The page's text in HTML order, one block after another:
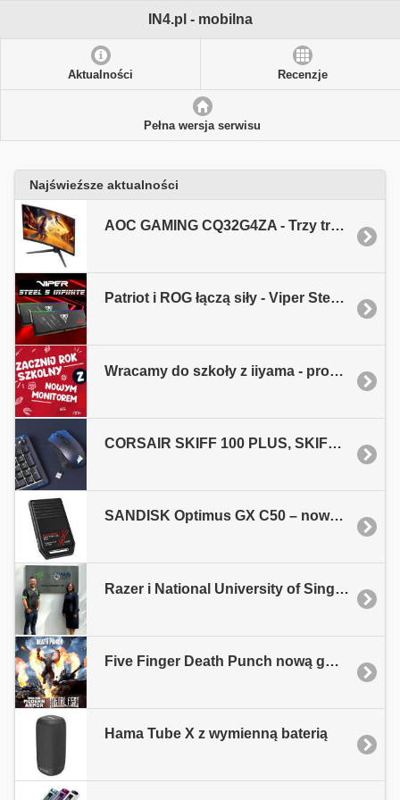
IN4.pl - mobilna
Aktualności Recenzje
Pełna wersja serwisu
Najświeźsze aktualności
AOC GAMING CQ32G4ZA - Trzy tryby odświeżania w jednym monitorze
Patriot i ROG łączą siły - Viper Steel 5 Infinite RGB DDR5 ROG
Wracamy do szkoły z iiyama - promocja Back to School
CORSAIR SKIFF 100 PLUS, SKIFF 100 i HARPOON v2 WIRELESS
SANDISK Optimus GX C50 – nowa karta dla konsoli XBOX
Razer i National University of Singapore łączą siły dla AI w grach
Five Finger Death Punch nową gwiazdą Metal Fest 2026
Hama Tube X z wymienną baterią